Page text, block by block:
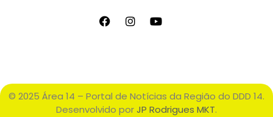
© 2025 Área 14 – Portal de Notícias da Região do DDD 14.
Desenvolvido porJP Rodrigues MKT.